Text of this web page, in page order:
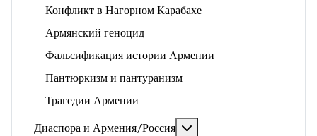
Конфликт в Нагорном Карабахе
Армянский геноцид
Фальсификация истории Армении
Пантюркизм и пантуранизм
Трагедии Армении
Диаспора и Армения/Россия